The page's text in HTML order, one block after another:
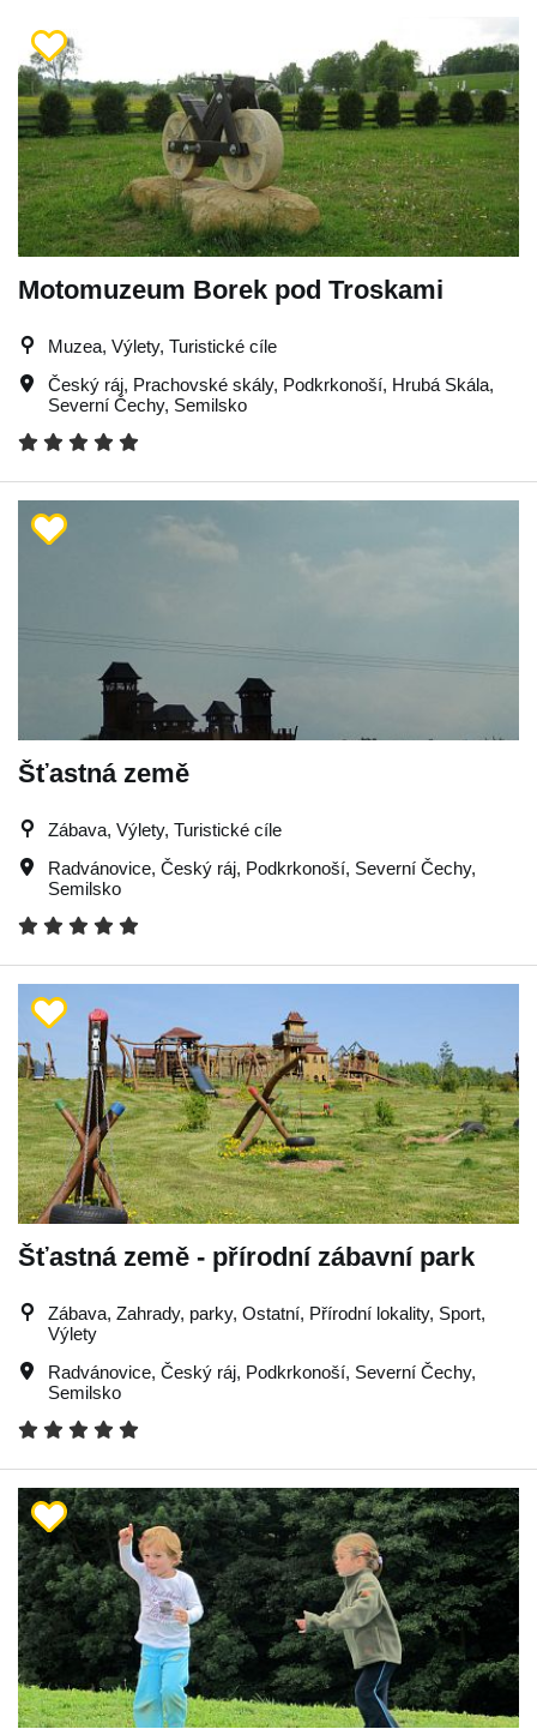
Motomuzeum Borek pod Troskami
Muzea, Výlety, Turistické cíle
Český ráj, Prachovské skály, Podkrkonoší, Hrubá Skála,
Severní Čechy, Semilsko
Šťastná země
Zábava, Výlety, Turistické cíle
Radvánovice, Český ráj, Podkrkonoší, Severní Čechy,
Semilsko
Šťastná země - přírodní zábavní park
Zábava, Zahrady, parky, Ostatní, Přírodní lokality, Sport,
Výlety
Radvánovice, Český ráj, Podkrkonoší, Severní Čechy,
Semilsko